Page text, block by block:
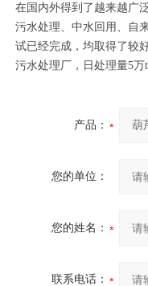
在国内外得到了越来越广
污水处理、中水回用、自
试已经完成，均取得了较
污水处理厂，日处理量5
产品：
您的单位：
您的姓名：
联系电话：